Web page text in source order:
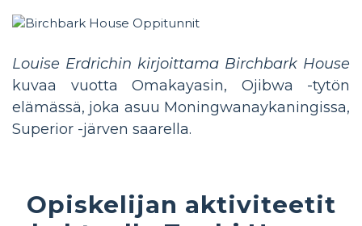
Louise Erdrichin kirjoittama Birchbark House
kuvaa vuotta Omakayasin, Ojibwa -tytön
elämässä, joka asuu Moningwanaykaningissa,
Superior -järven saarella.
Opiskelijan aktiviteetit